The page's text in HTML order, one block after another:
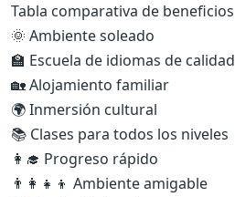
Tabla comparativa de beneficios
🌞 Ambiente soleado
🏫 Escuela de idiomas de calidad
🏡 Alojamiento familiar
🌍 Inmersión cultural
📚 Clases para todos los niveles
👩‍🎓 Progreso rápido
👨‍👩‍👧‍👦 Ambiente amigable